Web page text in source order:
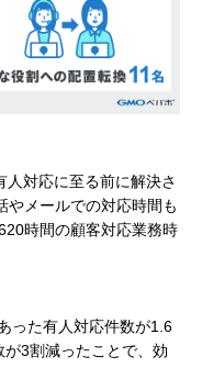
対応に至る前に解決さ
やメールでの対応時間も
時間の顧客対応業務時
った有人対応件数が1.6
3割減ったことで、効